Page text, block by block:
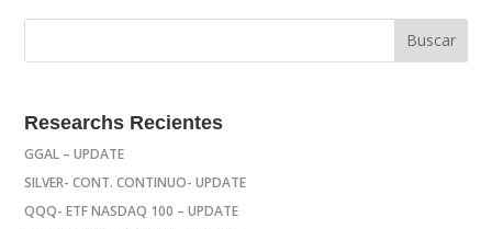
Researchs Recientes
GGAL – UPDATE
SILVER- CONT. CONTINUO- UPDATE
QQQ- ETF NASDAQ 100 – UPDATE